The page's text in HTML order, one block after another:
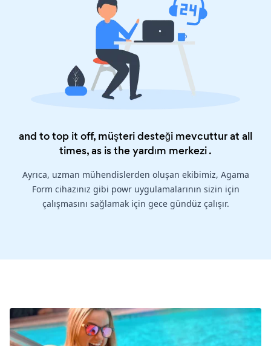
and to top it off, müşteri desteği mevcuttur at all
times, as is theyardım merkezi.
Ayrıca, uzman mühendislerden oluşan ekibimiz, Agama
Form cihazınız gibi powr uygulamalarının sizin için
çalışmasını sağlamak için gece gündüz çalışır.